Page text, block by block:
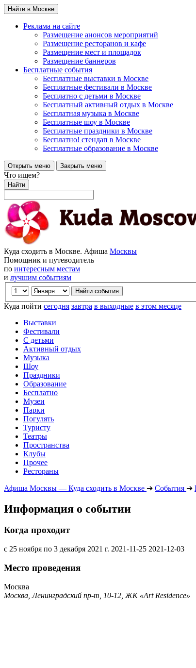
Найти в Москве
Реклама на сайте
Размещение анонсов мероприятий
Размещение ресторанов и кафе
Размещение мест и площадок
Размещение баннеров
Бесплатные события
Бесплатные выставки в Москве
Бесплатные фестивали в Москве
Бесплатно с детьми в Москве
Бесплатный активный отдых в Москве
Бесплатная музыка в Москве
Бесплатные шоу в Москве
Бесплатные праздники в Москве
Бесплатно! стендап в Москве
Бесплатные образование в Москве
Открыть меню Закрыть меню
Что ищем?
Найти
Куда сходить в Москве. Афиша Москвы
Помощник и путеводитель
по интересным местам
и лучшим событиям
Куда пойти сегодня завтра в выходные в этом месяце
Выставки
Фестивали
С детьми
Активный отдых
Музыка
Шоу
Праздники
Образование
Бесплатно
Музеи
Парки
Погулять
Туристу
Театры
Пространства
Клубы
Прочее
Рестораны
Афиша Москвы — Куда сходить в Москве ➔ События ➔
Информация о событии
Когда проходит
с 25 ноября по 3 декабря 2021 г. 2021-11-25 2021-12-03
Место проведения
Москва
Москва, Ленинградский пр-т, 10-12, ЖК «Art Residence»